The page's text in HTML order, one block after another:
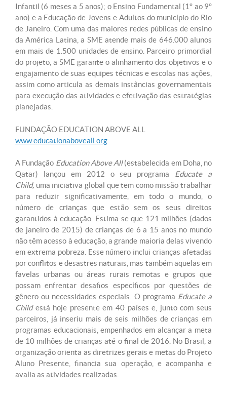
Infantil (6 meses a 5 anos); o Ensino Fundamental (1° ao 9°
ano) e a Educação de Jovens e Adultos do município do Rio
de Janeiro. Com uma das maiores redes públicas de ensino
da América Latina, a SME atende mais de 646.000 alunos
em mais de 1.500 unidades de ensino. Parceiro primordial
do projeto, a SME garante o alinhamento dos objetivos e o
engajamento de suas equipes técnicas e escolas nas ações,
assim como articula as demais instâncias governamentais
para execução das atividades e efetivação das estratégias
planejadas.
FUNDAÇÃO EDUCATION ABOVE ALL
www.educationaboveall.org
A Fundação Education Above All(estabelecida em Doha, no
Qatar) lançou em 2012 o seu programa Educate a
Child, uma iniciativa global que tem como missão trabalhar
para reduzir significativamente, em todo o mundo, o
número de crianças que estão sem os seus direitos
garantidos à educação. Estima-se que 121 milhões (dados
de janeiro de 2015) de crianças de 6 a 15 anos no mundo
não têm acesso à educação, a grande maioria delas vivendo
em extrema pobreza. Esse número inclui crianças afetadas
por conflitos e desastres naturais, mas também aquelas em
favelas urbanas ou áreas rurais remotas e grupos que
possam enfrentar desafios específicos por questões de
gênero ou necessidades especiais. O programa Educate a
Childestá hoje presente em 40 países e, junto com seus
parceiros, já inseriu mais de seis milhões de crianças em
programas educacionais, empenhados em alcançar a meta
de 10 milhões de crianças até o final de 2016. No Brasil, a
organização orienta as diretrizes gerais e metas do Projeto
Aluno Presente, financia sua operação, e acompanha e
avalia as atividades realizadas.